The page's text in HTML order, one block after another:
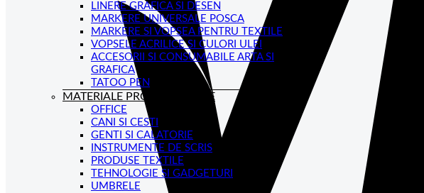
LINERE GRAFICA SI DESEN
MARKERE UNIVERSALE POSCA
MARKERE SI VOPSEA PENTRU TEXTILE
VOPSELE ACRILICE SI CULORI ULEI
ACCESORII SI CONSUMABILE ARTA SI
GRAFICA
TATOO PEN
MATERIALE PROMOTIONALE
OFFICE
CANI SI CESTI
GENTI SI CALATORIE
INSTRUMENTE DE SCRIS
PRODUSE TEXTILE
TEHNOLOGIE SI GADGETURI
UMBRELE